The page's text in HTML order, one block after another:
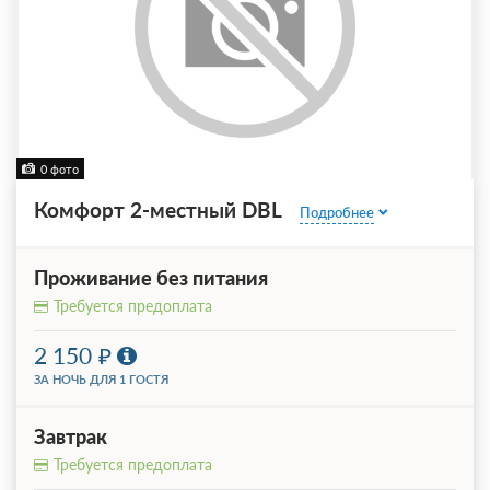
0 фото
Комфорт 2-местный DBL Подробнее
Проживание без питания
Требуется предоплата
2 150
ЗА НОЧЬ ДЛЯ 1 ГОСТЯ
Завтрак
Требуется предоплата